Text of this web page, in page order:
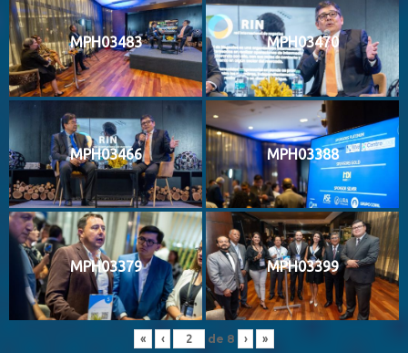
MPH03483 MPH03470
MPH03466 MPH03388
MPH03379 MPH03399
« ‹ de 8 › »